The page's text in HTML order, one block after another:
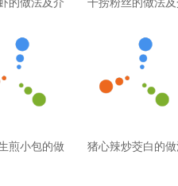
煎小包的做 猪心辣炒茭白的